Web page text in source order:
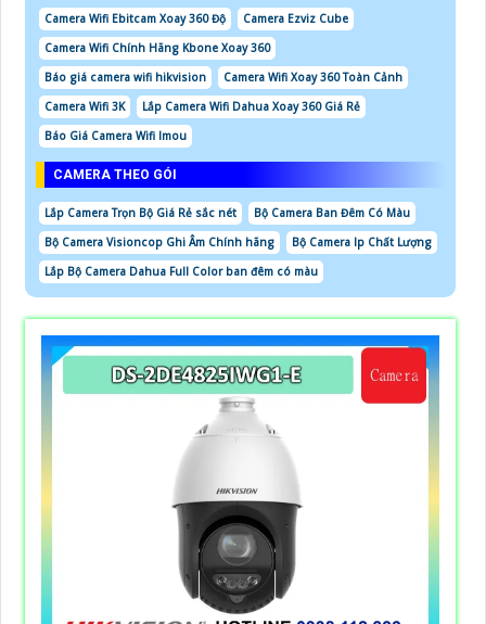
Camera Wifi Ebitcam Xoay 360 Độ
Camera Ezviz Cube
Camera Wifi Chính Hãng Kbone Xoay 360
Báo giá camera wifi hikvision
Camera Wifi Xoay 360 Toàn Cảnh
Camera Wifi 3K
Lắp Camera Wifi Dahua Xoay 360 Giá Rẻ
Báo Giá Camera Wifi Imou
CAMERA THEO GÓI
Lắp Camera Trọn Bộ Giá Rẻ sắc nét
Bộ Camera Ban Đêm Có Màu
Bộ Camera Visioncop Ghi Âm Chính hãng
Bộ Camera Ip Chất Lượng
Lắp Bộ Camera Dahua Full Color ban đêm có màu